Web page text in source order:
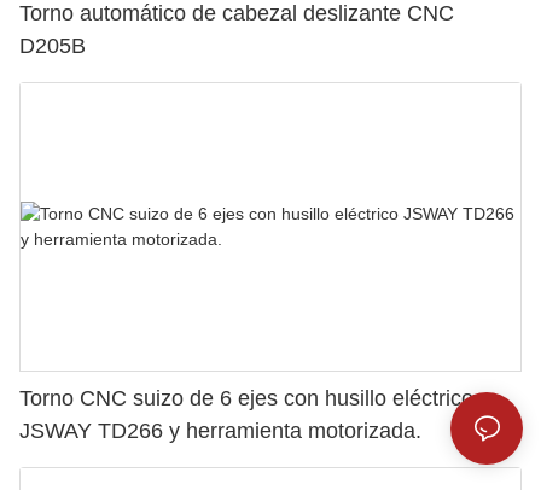
Torno automático de cabezal deslizante CNC
D205B
Torno CNC suizo de 6 ejes con husillo eléctrico
JSWAY TD266 y herramienta motorizada.